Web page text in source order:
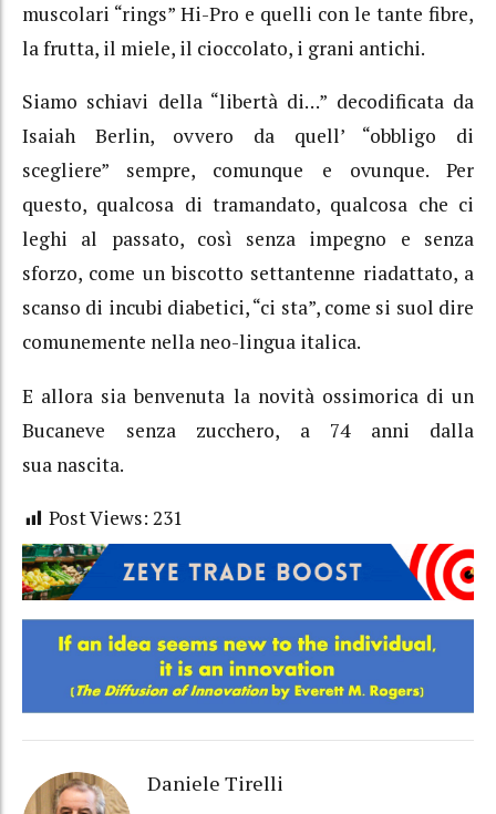
muscolari “rings” Hi-Pro e quelli con le tante fibre,
la frutta, il miele, il cioccolato, i grani antichi.
Siamo schiavi della “libertà di…” decodificata da
Isaiah Berlin, ovvero da quell’ “obbligo di
scegliere” sempre, comunque e ovunque. Per
questo, qualcosa di tramandato, qualcosa che ci
leghi al passato, così senza impegno e senza
sforzo, come un biscotto settantenne riadattato, a
scanso di incubi diabetici, “ci sta”,come si suol dire
comunemente nella neo-lingua italica.
E allora sia benvenuta la novità ossimorica di un
Bucaneve senza zucchero, a 74 anni dalla
sua nascita.
Post Views: 231
Daniele Tirelli